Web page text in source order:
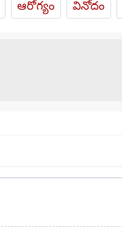
ఆరోగ్యం వినోదం